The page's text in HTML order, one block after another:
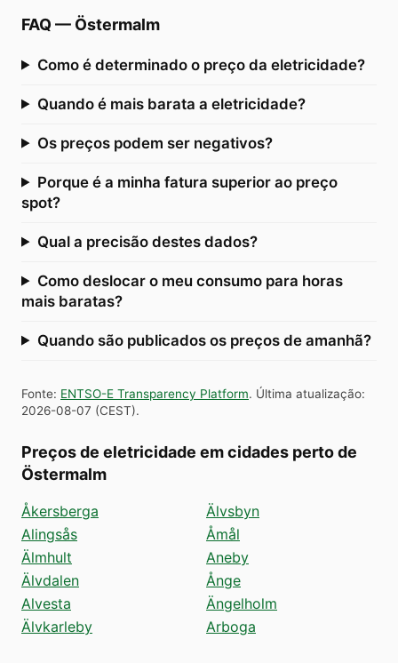
FAQ — Östermalm
Como é determinado o preço da eletricidade?
Quando é mais barata a eletricidade?
Os preços podem ser negativos?
Porque é a minha fatura superior ao preço
spot?
Qual a precisão destes dados?
Como deslocar o meu consumo para horas
mais baratas?
Quando são publicados os preços de amanhã?
Fonte: ENTSO-E Transparency Platform. Última atualização:
2026-08-07 (CEST).
Preços de eletricidade em cidades perto de
Östermalm
Åkersberga
Alingsås
Älmhult
Älvdalen
Alvesta
Älvkarleby
Älvsbyn
Åmål
Aneby
Ånge
Ängelholm
Arboga